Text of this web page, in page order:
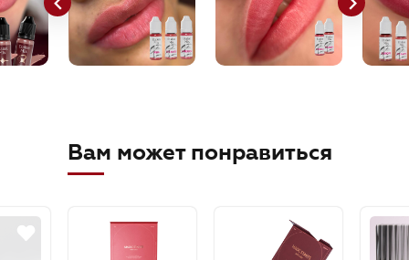
Вам может понравиться